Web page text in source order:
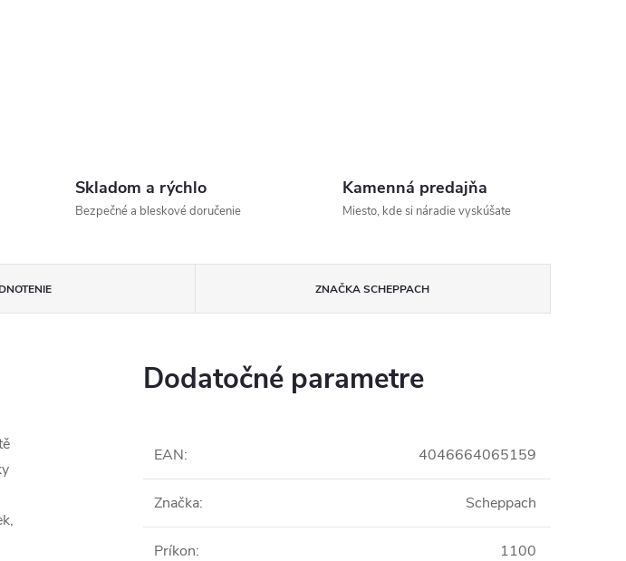
Skladom a rýchlo
Bezpečné a bleskové doručenie
Kamenná predajňa
Miesto, kde si náradie vyskúšate
ZNAČKASCHEPPACH
Dodatočné parametre
EAN: 4046664065159
Značka: Scheppach
Príkon: 1100